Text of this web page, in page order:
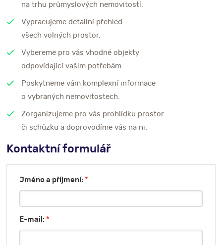
na trhu průmyslových nemovitostí.
Vypracujeme detailní přehled
všech volných prostor.
Vybereme pro vás vhodné objekty
odpovídající vašim potřebám.
Poskytneme vám komplexní informace
o vybraných nemovitostech.
Zorganizujeme pro vás prohlídku prostor
či schůzku a doprovodíme vás na ni.
Kontaktní formulář
Jméno a příjmení:*
E-mail:*